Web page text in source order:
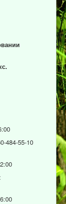
484-55-10